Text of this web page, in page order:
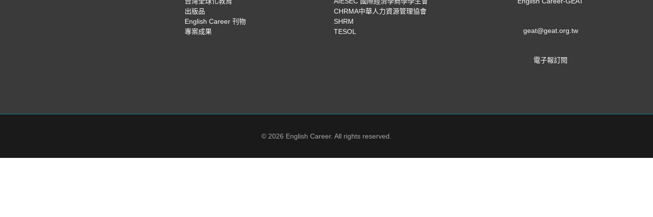
出版品
English Career 刊物
專案成果
CHRMA中華人力資源管理協會
SHRM
TESOL
geat@geat.org.tw
電子報訂閱
© 2026 English Career. All rights reserved.